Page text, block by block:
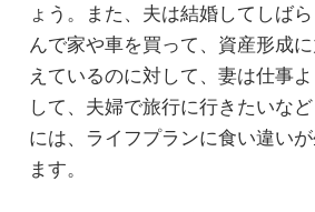
ょう。また、夫は結婚してしば
んで家や車を買って、資産形成
えているのに対して、妻は仕事
して、夫婦で旅行に行きたいな
には、ライフプランに食い違い
ます。